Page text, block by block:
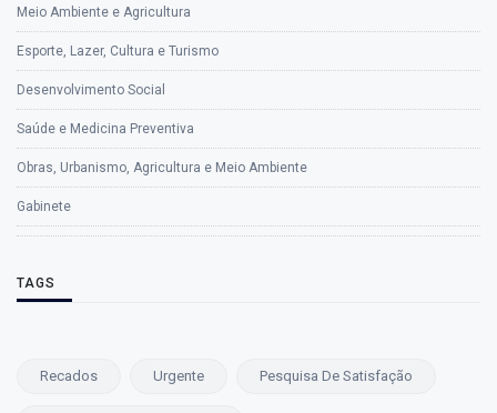
Meio Ambiente e Agricultura
Esporte, Lazer, Cultura e Turismo
Desenvolvimento Social
Saúde e Medicina Preventiva
Obras, Urbanismo, Agricultura e Meio Ambiente
Gabinete
TAGS
Recados Urgente Pesquisa De Satisfação